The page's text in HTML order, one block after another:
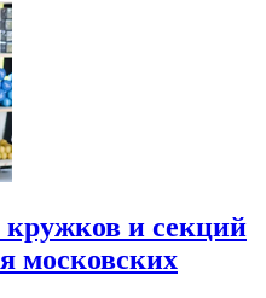
и секций
московских